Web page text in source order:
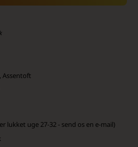
Assentoft
lukket uge 27-32 - send os en e-mail)